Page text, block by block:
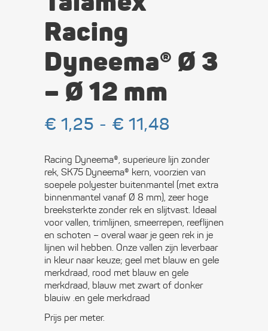
Racing
Dyneema® Ø 3
– Ø 12 mm
€ 1,25 - € 11,48
€ 11,48
Racing Dyneema®, superieure lijn zonder
rek, SK75 Dyneema® kern, voorzien van
soepele polyester buitenmantel (met extra
binnenmantel vanaf Ø 8 mm), zeer hoge
breeksterkte zonder rek en slijtvast. Ideaal
voor vallen, trimlijnen, smeerrepen, reeflijnen
en schoten – overal waar je geen rek in je
lijnen wil hebben. Onze vallen zijn leverbaar
in kleur naar keuze; geel met blauw en gele
merkdraad, rood met blauw en gele
merkdraad, blauw met zwart of donker
blauiw .en gele merkdraad
Prijs per meter.